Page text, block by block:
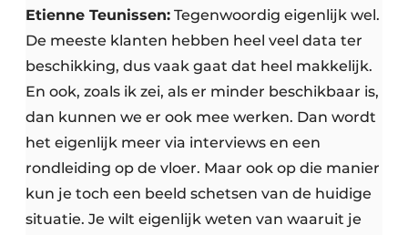
Etienne Teunissen: Tegenwoordig eigenlijk wel.
De meeste klanten hebben heel veel data ter
beschikking, dus vaak gaat dat heel makkelijk.
En ook, zoals ik zei, als er minder beschikbaar is,
dan kunnen we er ook mee werken. Dan wordt
het eigenlijk meer via interviews en een
rondleiding op de vloer. Maar ook op die manier
kun je toch een beeld schetsen van de huidige
situatie. Je wilt eigenlijk weten van waaruit je